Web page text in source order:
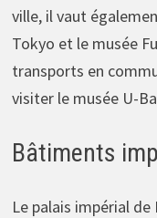
ville, il vaut
Tokyo et le musée
transports en
visiter le musée U-
Bâtiments
Le palais impérial